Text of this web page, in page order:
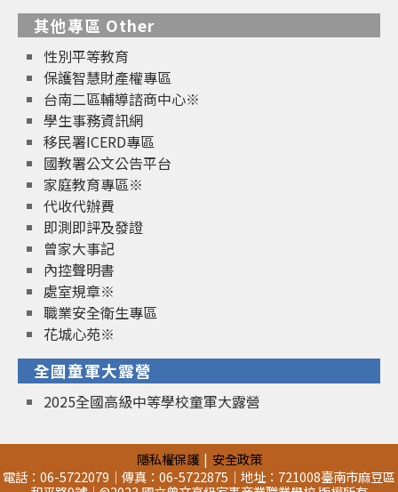
其他專區 Other
性別平等教育
保護智慧財產權專區
台南二區輔導諮商中心※
學生事務資訊網
移民署ICERD專區
國教署公文公告平台
家庭教育專區※
代收代辦費
即測即評及發證
曾家大事記
內控聲明書
處室規章※
職業安全衛生專區
花城心苑※
全國童軍大露營
2025全國高級中等學校童軍大露營
隱私權保護
安全政策
電話：06-5722079｜傳真：06-5722875｜地址：721008臺南市麻豆區